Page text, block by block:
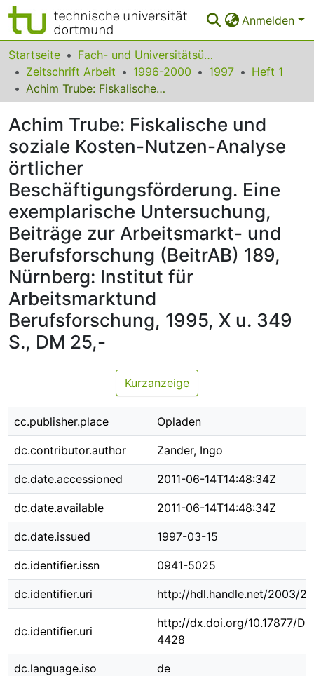
Anmelden
Bereiche & Sammlungen
Das gesamte Repositorium
Leitlinien
Zurück zur Startseite
Startseite
Fach- und Universitätsübergreifendes
Zeitschrift Arbeit
1996-2000 1997
Heft 1
Achim Trube: Fiskalische und soziale Kosten-Nutzen-Analyse örtlicher Beschäftigungsförderung. Eine exemplarische Untersuchung, Beiträge zur Arbeitsmarkt- und Berufsforschung (BeitrAB) 189, Nürnberg: Institut für Arbeitsmarktund Berufsforschung, 1995, X u. 349 S., DM 25,-
Achim Trube: Fiskalische und
soziale Kosten-Nutzen-Analyse
örtlicher
Beschäftigungsförderung. Eine
exemplarische Untersuchung,
Beiträge zur Arbeitsmarkt- und
Berufsforschung (BeitrAB) 189,
Nürnberg: Institut für
Arbeitsmarktund
Berufsforschung, 1995, X u. 349
S., DM 25,-
Kurzanzeige
cc.publisher.place Opladen
dc.contributor.author Zander, Ingo
dc.date.accessioned 2011-06-14T14:48:34Z
dc.date.available 2011-06-14T14:48:34Z
dc.date.issued 1997-03-15
dc.identifier.issn 0941-5025
dc.identifier.uri http://hdl.handle.net/2003/
dc.identifier.uri
http://dx.doi.org/10.17877/
4428
dc.language.iso de